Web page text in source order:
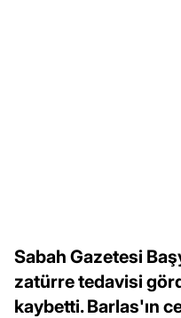
Sabah Gazetesi
zatürre tedavisi
kaybetti. Barlas'ın